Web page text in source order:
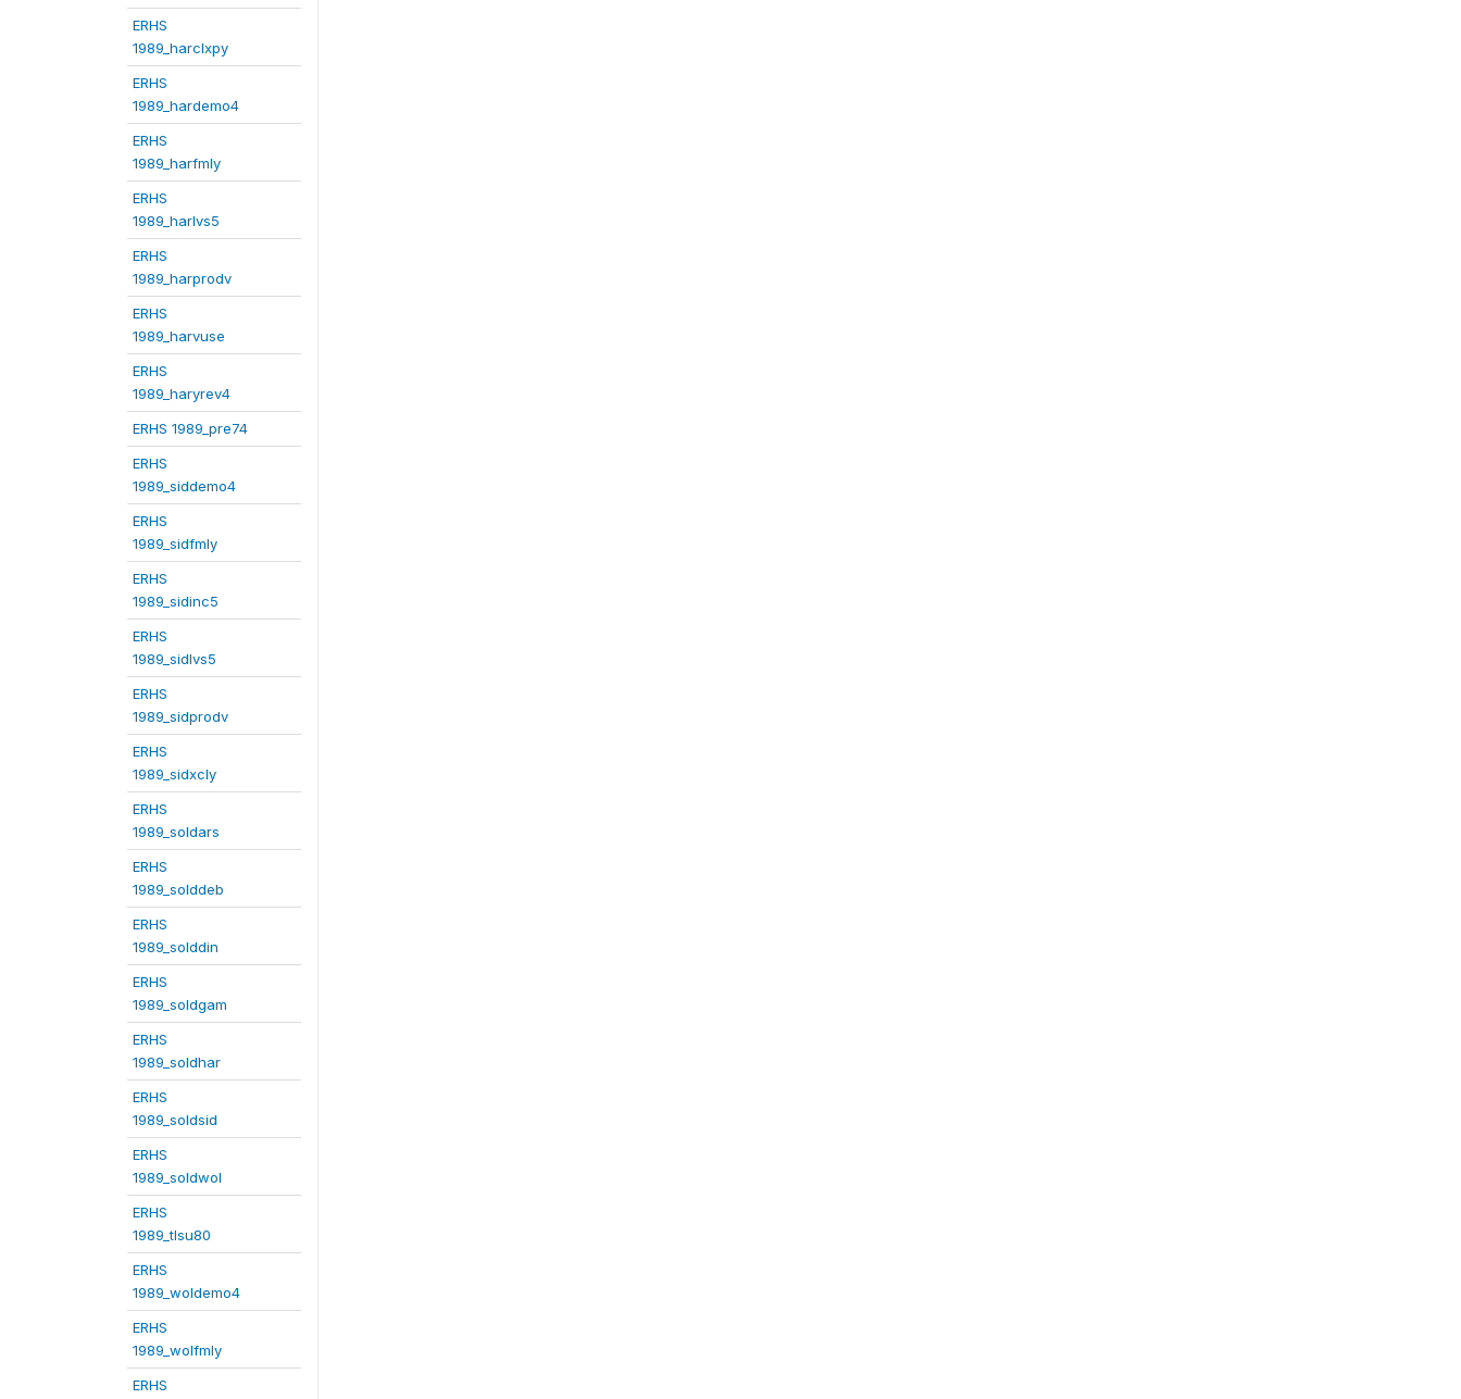
ERHS
1989_harclxpy
ERHS
1989_hardemo4
ERHS
1989_harfmly
ERHS
1989_harlvs5
ERHS
1989_harprodv
ERHS
1989_harvuse
ERHS
1989_haryrev4
ERHS 1989_pre74
ERHS
1989_siddemo4
ERHS
1989_sidfmly
ERHS
1989_sidinc5
ERHS
1989_sidlvs5
ERHS
1989_sidprodv
ERHS
1989_sidxcly
ERHS
1989_soldars
ERHS
1989_solddeb
ERHS
1989_solddin
ERHS
1989_soldgam
ERHS
1989_soldhar
ERHS
1989_soldsid
ERHS
1989_soldwol
ERHS
1989_tlsu80
ERHS
1989_woldemo4
ERHS
1989_wolfmly
ERHS